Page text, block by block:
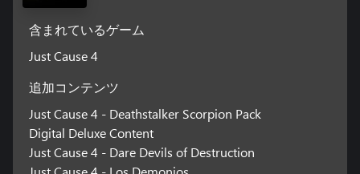
含まれているゲーム
Just Cause 4
追加コンテンツ
Just Cause 4 - Deathstalker Scorpion Pack
Digital Deluxe Content
Just Cause 4 - Dare Devils of Destruction